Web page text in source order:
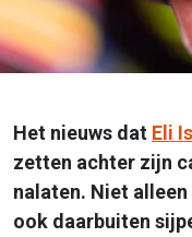
Het nieuws dat Eli
zetten achter zijn
nalaten. Niet
ook daarbuiten